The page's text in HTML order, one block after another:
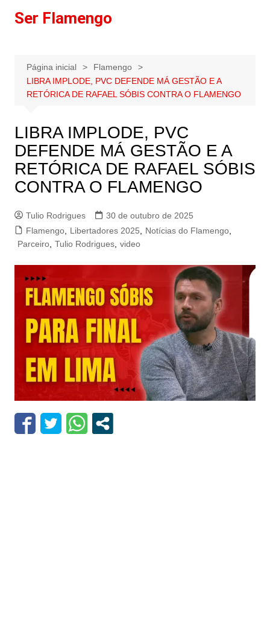
paraSer Flamengo
Página inicial
Flamengo
LIBRA IMPLODE, PVC DEFENDE MÁ GESTÃO E A
RETÓRICA DE RAFAEL SÓBIS CONTRA O FLAMENGO
LIBRA IMPLODE, PVC
DEFENDE MÁ GESTÃO E A
RETÓRICA DE RAFAEL SÓBIS
CONTRA O FLAMENGO
Tulio Rodrigues
30 de outubro de 2025
Flamengo, Libertadores 2025 Notícias do Flamengo,
Parceiro, Tulio Rodrigues, video